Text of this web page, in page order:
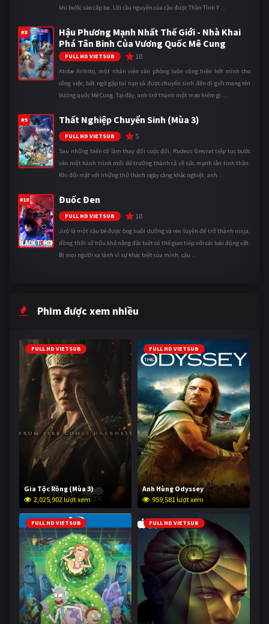
khi bước vào cấp ba. Lời cầu nguyện của cậu được Thần Tình Y ...
#8
Hậu Phương Mạnh Nhất Thế Giới - Nhà Khai
Phá Tân Binh Của Vương Quốc Mê Cung
FULL HD VIETSUB 10
Atobe Arihito, một nhân viên văn phòng luôn cống hiến hết mình cho
công việc, bất ngờ gặp tai nạn và được chuyển sinh đến dị giới mang tên
Vương quốc Mê Cung. Tại đây, anh trở thành một mạo hiểm gi ...
#9 Thất Nghiệp Chuyển Sinh (Mùa 3)
FULL HD VIETSUB 5
Sau những biến cố làm thay đổi cuộc đời, Rudeus Greyrat tiếp tục bước
vào một hành trình mới để trưởng thành cả về sức mạnh lẫn tinh thần.
Khi đối mặt với những thử thách ngày càng khắc nghiệt, anh ...
#10 Đuốc Đen
FULL HD VIETSUB 10
Jirô là một cậu bé được ông nuôi dưỡng và rèn luyện để trở thành ninja,
đồng thời sở hữu khả năng đặc biệt có thể giao tiếp với các loài động vật.
Bị mọi người xa lánh vì sự khác biệt của mình, cậu ...
Phim được xem nhiều
FULL HD VIETSUB
Gia Tộc Rồng (Mùa 3)
2,025,902 lượt xem
FULL HD VIETSUB
Anh Hùng Odyssey
959,581 lượt xem
FULL HD VIETSUB FULL HD VIETSUB